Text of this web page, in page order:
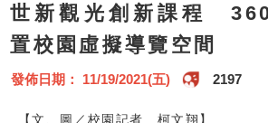
未來學生
新生
世新觀光創新課程
置校園虛擬導覽空間
發佈日期： 11/19/2021(五) 2197
【文、圖／校園記者 柯文翔】